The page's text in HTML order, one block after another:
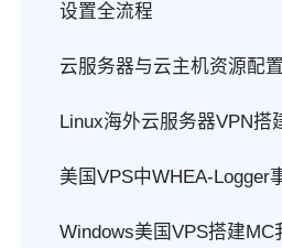
设置全流程
云服务器与云主机资源配
Linux海外云服务器VPN搭
美国VPS中WHEA-Logger
Windows美国VPS搭建MC